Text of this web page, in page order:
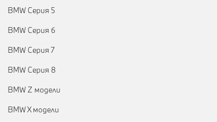
BMW Серия 5
BMW Серия 6
BMW Серия 7
BMW Серия 8
BMW Z модели
BMW X модели